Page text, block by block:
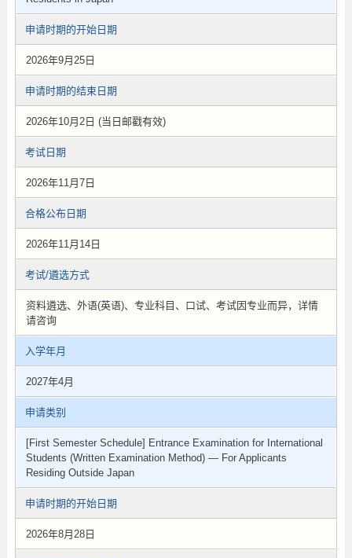
申请时期的开始日期
2026年9月25日
申请时期的结束日期
2026年10月2日 (当日邮戳有效)
考试日期
2026年11月7日
合格公布日期
2026年11月14日
考试/遴选方式
资料遴选、外语(英语)、专业科目、口试、考试因专业而异，详情
请咨询
入学年月
2027年4月
申请类别
[First Semester Schedule] Entrance Examination for International
Students (Written Examination Method) — For Applicants
Residing Outside Japan
申请时期的开始日期
2026年8月28日